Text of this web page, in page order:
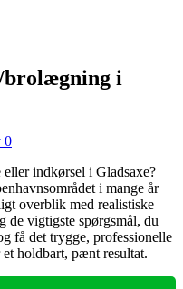
brolægning i
0
indkørsel i Gladsaxe?
i mange år
overblik med realistiske
de vigtigste spørgsmål, du
få det trygge, professionelle
holdbart, pænt resultat.